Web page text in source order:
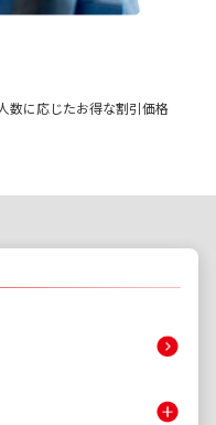
数に応じたお得な割引価格